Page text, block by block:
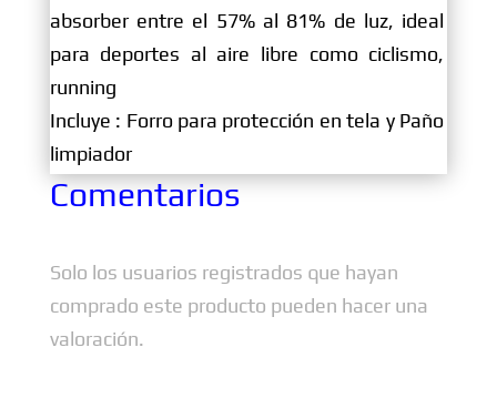
absorber entre el 57% al 81% de luz, ideal
para deportes al aire libre como ciclismo,
running
Incluye : Forro para protección en tela y Paño
limpiador
Comentarios
Solo los usuarios registrados que hayan
comprado este producto pueden hacer una
valoración.